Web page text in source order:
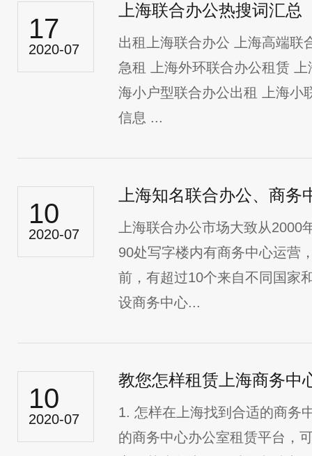
17
2020-07
上海联合办公热搜词汇总
出租上海联合办公 上海高端联
急租 上海外环联合办公租赁
海小户型联合办公出租 上海小
信息 ...
10
2020-07
上海知名联合办公、商务
上海联合办公市场大致从
90处写字楼内有商务中心运营
前，有超过10个来自不同国家
设商务中心...
10
2020-07
教您怎样租赁上海商务中
1. 怎样在上海找到合适的商务
的商务中心办公室租赁平台，